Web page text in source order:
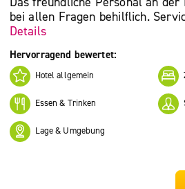
bei allen Fragen behilflich.
Details
Hervorragend bewertet:
Hotel allgemein
Essen & Trinken
Lage & Umgebung